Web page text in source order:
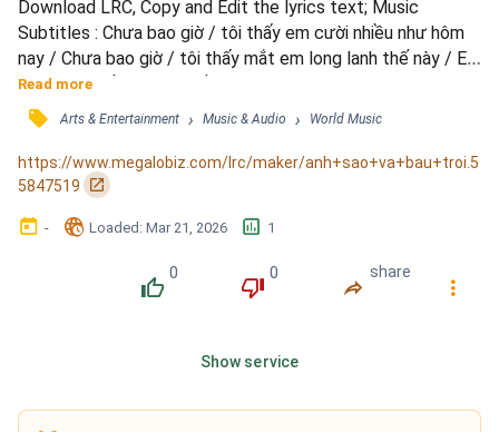
Download LRC, Copy and Edit the lyrics text; Music
Subtitles : Chưa bao giờ / tôi thấy em cười nhiều như hôm
nay / Chưa bao giờ / tôi thấy mắt em long lanh thế này / Em
say mê nói về anh ta /  về cuộc hẹn hò ngày hôm qua /
Người mà luôn làm em ngạc nhiên với những món quà
Read more
󰓹 Arts & Entertainment › Music & Audio › World Music
https://www.megalobiz.com/lrc/maker/anh+sao+va+bau+troi.5
5847519
󰏌
󰃶 - 󱉊 Loaded: Mar 21, 2026 󱕎 1
󰔔
0
󰔒
0
󰤲
share
󰇙
Show service